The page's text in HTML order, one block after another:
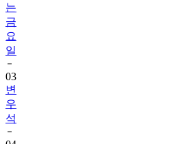
는
금
요
일
03
변
우
석